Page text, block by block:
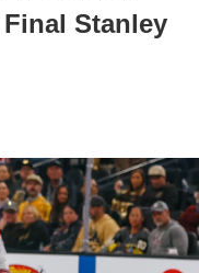
Stanley